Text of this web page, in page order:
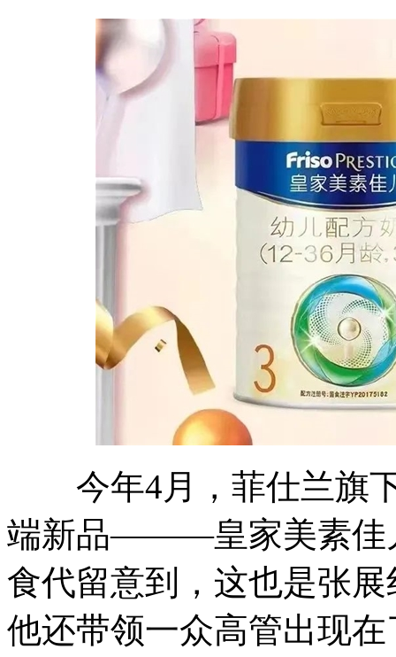
今年4月，菲仕兰旗下
端新品———皇家美素佳
食代留意到，这也是张
他还带领一众高管出现